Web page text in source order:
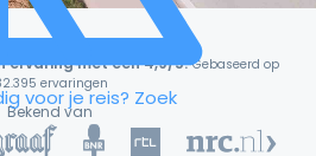
voor je reis? Zoek
ervaring met een 4,9/5! Gebaseerd op
ervaringen
Bekend van